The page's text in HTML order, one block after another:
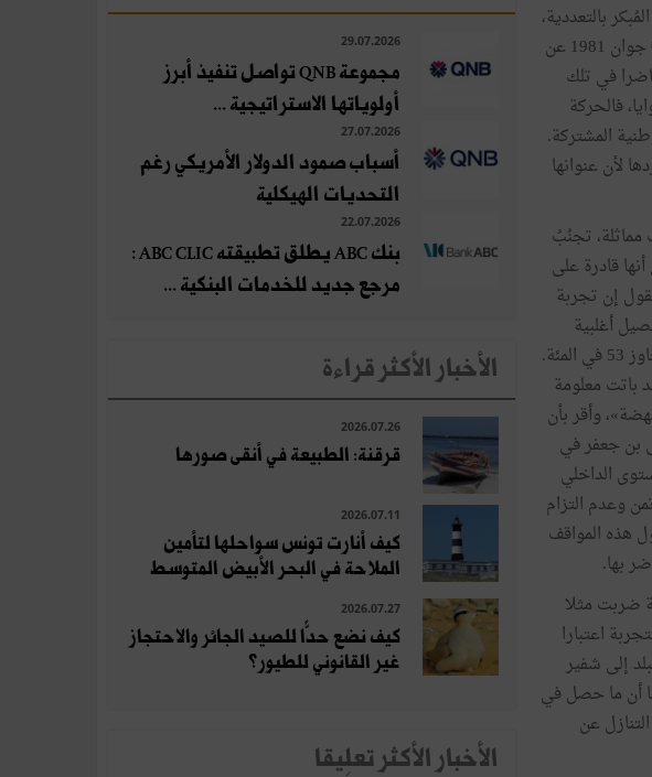
المُبكربالتعددية،
جوان 1981 عن
في تلك
فالحركة
المشتركة.
لأن عنوانها
مماثلة، تجنُبُ
أنها قادرة على
إن تجربة
أغلبية
53 في المئة.
باتت معلومة
»، وأقربأن
بن جعفرفي
الداخلي
وعدم التزام
هذه المواقف
بها.
ضربت مثلا
اعتبارا
إلى شفير
أن ما حصل في
التنازل عن
29.07.2026
مجموعة QNB تواصل تنفيذ أبرز
أولوياتها الاستراتيجية ...
27.07.2026
أسباب صمود الدولار الأمريكي رغم
التحديات الهيكلية
22.07.2026
بنك ABC يطلق تطبيقته ABC CLIC :
مرجع جديد للخدمات البنكية ...
الأخبار الأكثر قراءة
2026.07.26
قرقنة: الطبيعة في أنقى صورها
2026.07.11
كيف أنارت تونس سواحلها لتأمين
الملاحة في البحر الأبيض المتوسط
2026.07.27
كيف نضع حدًّا للصيد الجائر والاحتجاز
غير القانوني للطيور؟
الأخبار الأكثر تعلِيقا